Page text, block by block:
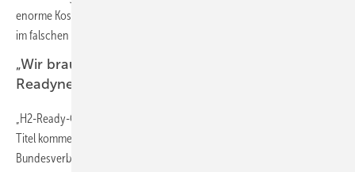
enorme Kostenbelastungen für die Steuerzahler und all diejenigen, die
im falschen Glauben in eine H2-ready-Heizung investiert haben.
„Wir brauchen Klimaschutz statt Klimaschutz-
Readyness.“
„H2-Ready-Gasheizungen sind ein Etikettenschwindel.“ Unter diesem
Titel kommentiert Robert Busch, Geschäftsführer des
Bundesverbands Neue Energiewirtschaft